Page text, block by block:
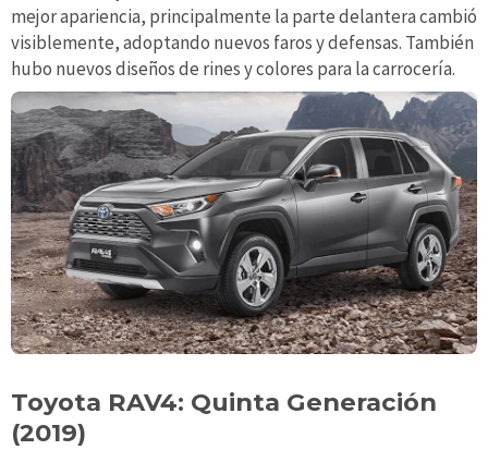
mejor apariencia, principalmente la parte delantera cambió
visiblemente, adoptando nuevos faros y defensas. También
hubo nuevos diseños de rines y colores para la carrocería.
Toyota RAV4: Quinta Generación
(2019)